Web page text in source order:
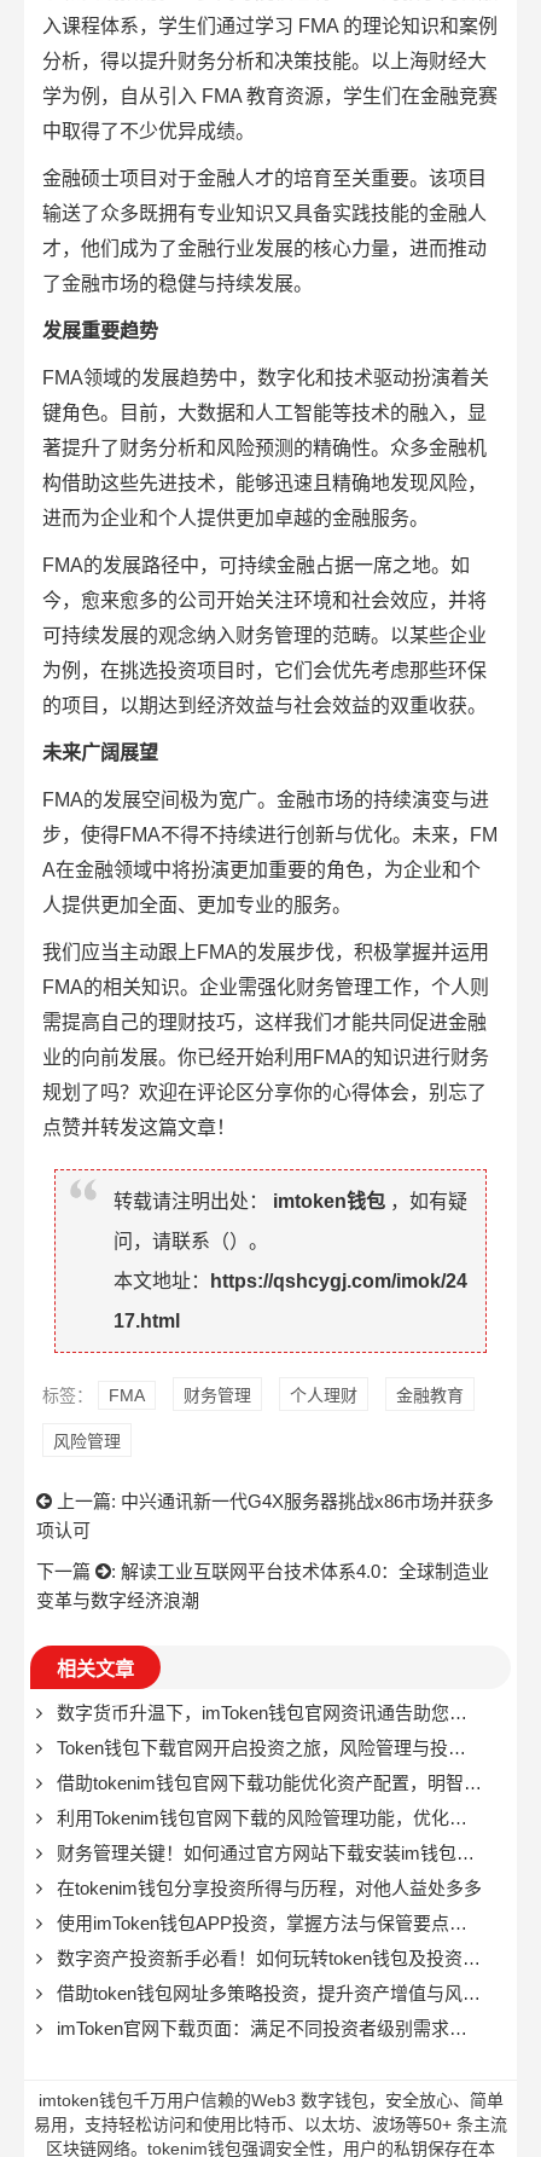
入课程体系，学生们通过学习 FMA 的理论知识和案例
分析，得以提升财务分析和决策技能。以上海财经大
学为例，自从引入 FMA 教育资源，学生们在金融竞赛
中取得了不少优异成绩。
金融硕士项目对于金融人才的培育至关重要。该项目
输送了众多既拥有专业知识又具备实践技能的金融人
才，他们成为了金融行业发展的核心力量，进而推动
了金融市场的稳健与持续发展。
发展重要趋势
FMA领域的发展趋势中，数字化和技术驱动扮演着关
键角色。目前，大数据和人工智能等技术的融入，显
著提升了财务分析和风险预测的精确性。众多金融机
构借助这些先进技术，能够迅速且精确地发现风险，
进而为企业和个人提供更加卓越的金融服务。
FMA的发展路径中，可持续金融占据一席之地。如
今，愈来愈多的公司开始关注环境和社会效应，并将
可持续发展的观念纳入财务管理的范畴。以某些企业
为例，在挑选投资项目时，它们会优先考虑那些环保
的项目，以期达到经济效益与社会效益的双重收获。
未来广阔展望
FMA的发展空间极为宽广。金融市场的持续演变与进
步，使得FMA不得不持续进行创新与优化。未来，FM
A在金融领域中将扮演更加重要的角色，为企业和个
人提供更加全面、更加专业的服务。
我们应当主动跟上FMA的发展步伐，积极掌握并运用
FMA的相关知识。企业需强化财务管理工作，个人则
需提高自己的理财技巧，这样我们才能共同促进金融
业的向前发展。你已经开始利用FMA的知识进行财务
规划了吗？欢迎在评论区分享你的心得体会，别忘了
点赞并转发这篇文章！
转载请注明出处： imtoken钱包 ，如有疑
问，请联系（）。
本文地址：
https://qshcygj.com/imok/24
17.html
标签： FMA 财务管理 个人理财 金融教育
风险管理
上一篇: 中兴通讯新一代G4X服务器挑战x86市场并获多
项认可
下一篇
: 解读工业互联网平台技术体系4.0：全球制造业
变革与数字经济浪潮
相关文章
数字货币升温下，imToken钱包官网资讯通告助您便捷避险
Token钱包下载官网开启投资之旅，风险管理与投资哲学有多关键？
借助tokenim钱包官网下载功能优化资产配置，明智之选
利用Tokenim钱包官网下载的风险管理功能，优化资产配置与投资组合
财务管理关键！如何通过官方网站下载安装im钱包提升能力？
在tokenim钱包分享投资所得与历程，对他人益处多多
使用imToken钱包APP投资，掌握方法与保管要点很关键
数字资产投资新手必看！如何玩转token钱包及投资策略？
借助token钱包网址多策略投资，提升资产增值与风险管理能力
imToken官网下载页面：满足不同投资者级别需求的个性化方案
imtoken钱包千万用户信赖的Web3 数字钱包，安全放心、简单
易用，支持轻松访问和使用比特币、以太坊、波场等50+ 条主流
区块链网络。tokenim钱包强调安全性，用户的私钥保存在本